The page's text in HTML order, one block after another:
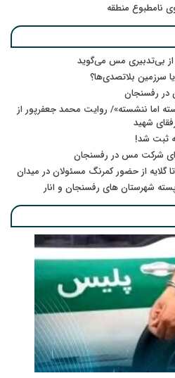
نامطبوع منطقه
از بی‌تدبیری مس می‌گوید
سرزمین بلاتصدی‌ها؟
در رفسنجان
اما ننشسته»/ روایت محمد جعفرپور از
ثبت شد!
شرکت مس در رفسنجان
گلایه از حضور کمرنگ مسئولان در میدان
شهرستان های رفسنجان و انار